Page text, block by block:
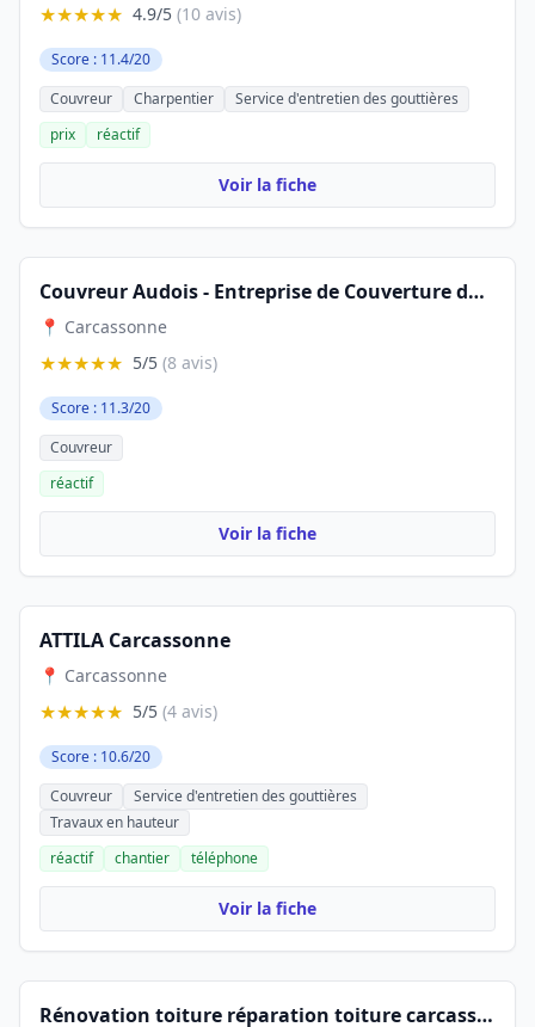
★★★★★ 4.9/5 (10 avis)
Score : 11.4/20
Couvreur
Charpentier
Service d'entretien des gouttières
prix
réactif
Voir la fiche
Couvreur Audois - Entreprise de Couverture dans l'Aude
📍 Carcassonne
★★★★★ 5/5 (8 avis)
Score : 11.3/20
Couvreur
réactif
Voir la fiche
ATTILA Carcassonne
📍 Carcassonne
★★★★★ 5/5 (4 avis)
Score : 10.6/20
Couvreur
Service d'entretien des gouttières
Travaux en hauteur
réactif
chantier téléphone
Voir la fiche
Rénovation toiture réparation toiture carcassonne